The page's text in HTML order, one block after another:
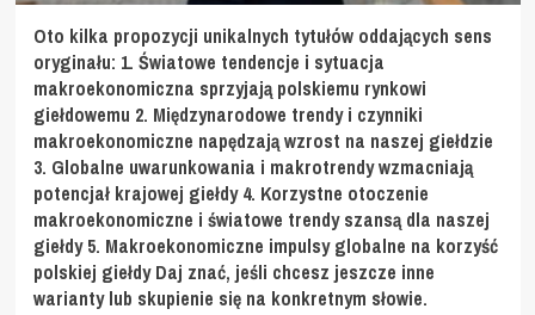
Oto kilka propozycji unikalnych tytułów oddających sens
oryginału: 1. Światowe tendencje i sytuacja
makroekonomiczna sprzyjają polskiemu rynkowi
giełdowemu 2. Międzynarodowe trendy i czynniki
makroekonomiczne napędzają wzrost na naszej giełdzie
3. Globalne uwarunkowania i makrotrendy wzmacniają
potencjał krajowej giełdy 4. Korzystne otoczenie
makroekonomiczne i światowe trendy szansą dla naszej
giełdy 5. Makroekonomiczne impulsy globalne na korzyść
polskiej giełdy Daj znać, jeśli chcesz jeszcze inne
warianty lub skupienie się na konkretnym słowie.